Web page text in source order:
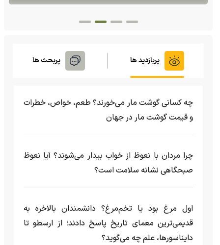
پربازدید ها پربحث ها
چه کسانی گوشت مار می‌خورند؟ طعم، خواص، خطرات
و قیمت گوشت مار در جهان
چرا مردان با نعوظ از خواب بیدار می‌شوند؟ آیا نعوظ
صبحگاهی نشانه سلامت است؟
اول مرغ بود یا تخم‌مرغ؟ دانشمندان بالاخره به
قدیمی‌ترین معمای تاریخ پاسخ دادند؛ از ارسطو تا
دایناسورها، علم چه می‌گوید؟